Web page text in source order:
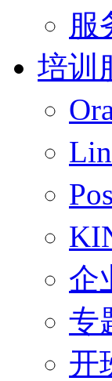
服
培训
企
专
开